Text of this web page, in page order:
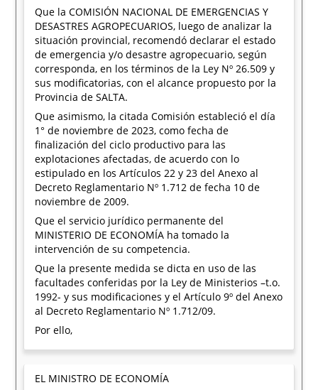
Que la COMISIÓN NACIONAL DE EMERGENCIAS Y
DESASTRES AGROPECUARIOS, luego de analizar la
situación provincial, recomendó declarar el estado
de emergencia y/o desastre agropecuario, según
corresponda, en los términos de la Ley Nº 26.509 y
sus modificatorias, con el alcance propuesto por la
Provincia de SALTA.
Que asimismo, la citada Comisión estableció el día
1° de noviembre de 2023, como fecha de
finalización del ciclo productivo para las
explotaciones afectadas, de acuerdo con lo
estipulado en los Artículos 22 y 23 del Anexo al
Decreto Reglamentario Nº 1.712 de fecha 10 de
noviembre de 2009.
Que el servicio jurídico permanente del
MINISTERIO DE ECONOMÍA ha tomado la
intervención de su competencia.
Que la presente medida se dicta en uso de las
facultades conferidas por la Ley de Ministerios –t.o.
1992- y sus modificaciones y el Artículo 9º del Anexo
al Decreto Reglamentario Nº 1.712/09.
Por ello,
EL MINISTRO DE ECONOMÍA